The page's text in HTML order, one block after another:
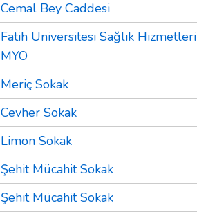
Cemal Bey Caddesi
Fatih Üniversitesi Sağlık Hizmetleri
MYO
Meriç Sokak
Cevher Sokak
Limon Sokak
Şehit Mücahit Sokak
Şehit Mücahit Sokak